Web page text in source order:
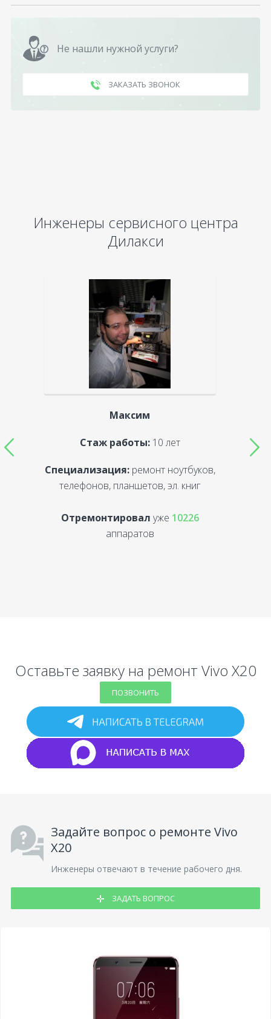
Не нашли нужной услуги?
ЗАКАЗАТЬ ЗВОНОК
Инженеры сервисного центра
Дилакси
Максим
Стаж работы:10 лет
Специализация:ремонт ноутбуков,
телефонов, планшетов, эл. книг
Отремонтировал уже 10226
аппаратов
Оставьте заявку на ремонт Vivo X20
ПОЗВОНИТЬ
Задайте вопрос о ремонте Vivo
X20
Инженеры отвечают в течение рабочего дня.
ЗАДАТЬ ВОПРОС